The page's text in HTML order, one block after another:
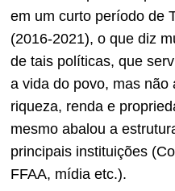
em um curto período de
(2016-2021), o que diz
de tais políticas, que
a vida do povo, mas não
riqueza, renda e
mesmo abalou a
principais instituições
FFAA, mídia etc.).